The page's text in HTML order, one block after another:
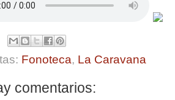
Fonoteca, La Caravana
comentarios: